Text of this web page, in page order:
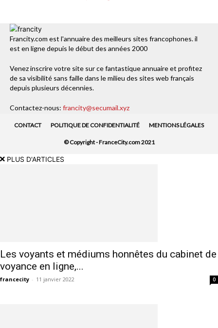
Francity.com est l'annuaire des meilleurs sites francophones. il
est en ligne depuis le début des années 2000
Venez inscrire votre site sur ce fantastique annuaire et profitez
de sa visibilité sans faille dans le milieu des sites web français
depuis plusieurs décennies.
Contactez-nous: francity@secumail.xyz
CONTACT POLITIQUE DE CONFIDENTIALITÉ MENTIONS LÉGALES
© Copyright - FranceCity.com 2021
PLUS D'ARTICLES
Les voyants et médiums honnêtes du cabinet de
voyance en ligne,...
francecity - 11 janvier 2022 0